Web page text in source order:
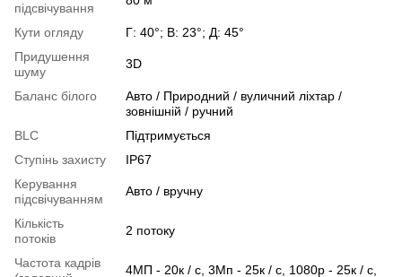
підсвічування
Кути огляду
Г: 40°; В: 23°; Д: 45°
Придушення
шуму
3D
Баланс білого
Авто / Природний / вуличний ліхтар /
зовнішній / ручний
BLC
Підтримується
Ступінь захисту
IP67
Керування
підсвічуванням
Авто / вручну
Кількість
потоків
2 потоку
Частота кадрів
4МП - 20к / с, 3Мп - 25к / с, 1080р - 25к / с,